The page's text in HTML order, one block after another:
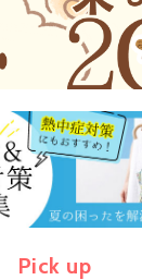
Pick up